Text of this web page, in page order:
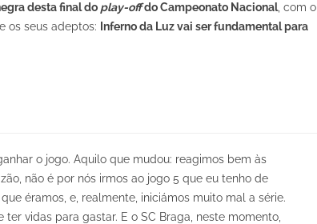
desta final do play-offdo Campeonato Nacional, com o
os seus adeptos: Inferno da Luz vai ser fundamental para
o jogo. Aquilo que mudou: reagimos bem às
não é por nós irmos ao jogo 5 que eu tenho de
éramos, e, realmente, iniciámos muito mal a série.
vidas para gastar. E o SC Braga, neste momento,